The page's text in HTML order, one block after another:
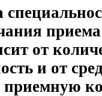
от
и от
приемную